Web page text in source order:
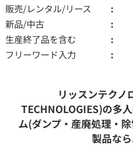
販売/レンタル/リース
新品/中古
生産終了品を含む
フリーワード入力
リッスンテクノ
TECHNOLOGIES)の多
ム(ダンプ・産廃処理・
製品な